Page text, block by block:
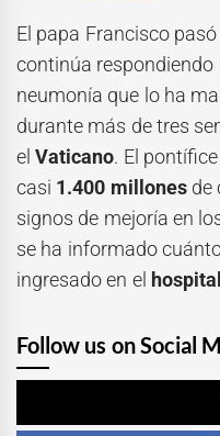
El papa Francisco
continúa
neumonía que lo ha
durante más de tres
elVaticano. El
casi 1.400 millonesde
signos de mejoría en
se ha informado
ingresado en el
Follow us on Social